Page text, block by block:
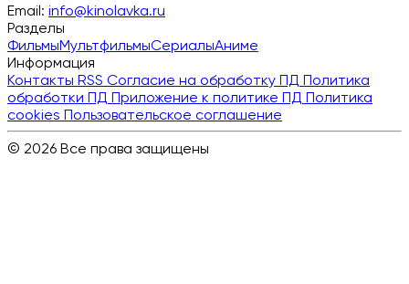
Email: info@kinolavka.ru
Разделы
ФильмыМультфильмыСериалыАниме
Информация
Контакты RSS Согласие на обработку ПД Политика
обработки ПД Приложение к политике ПД Политика
cookies Пользовательское соглашение
© 2026 Все права защищены